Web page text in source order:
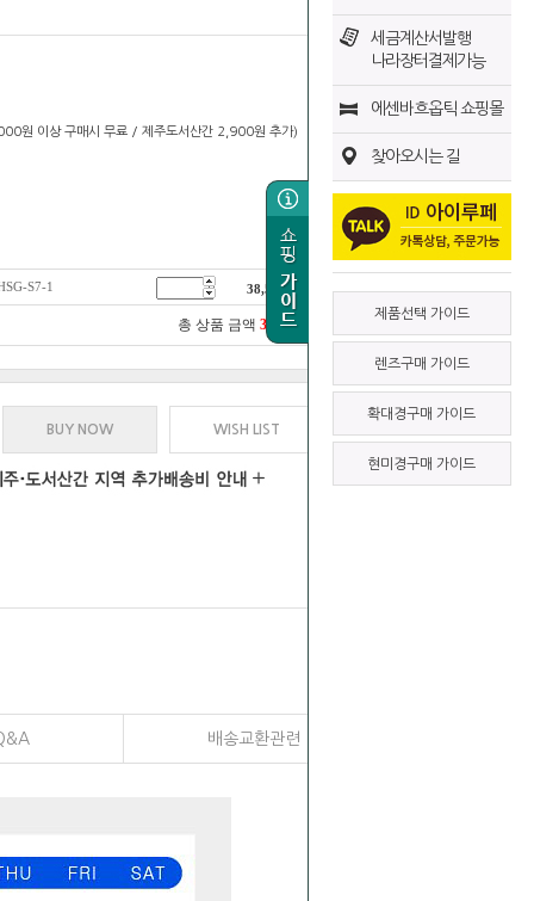
세금계산서발행
나라장터결제가능
에센바흐옵틱 쇼핑몰
찾아오시는 길
제품선택 가이드
렌즈구매 가이드
확대경구매 가이드
현미경구매 가이드
원 이상 구매시 무료 / 제주도서산간 2,900원 추가)
S7-1 38,500원
총 상품 금액 38,500
BUY NOW WISH LIST
배송교환관련